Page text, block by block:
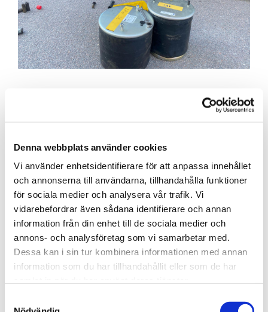
Denna webbplats använder cookies
Vi använder enhetsidentifierare för att anpassa innehållet
och annonserna till användarna, tillhandahålla funktioner
för sociala medier och analysera vår trafik. Vi
vidarebefordrar även sådana identifierare och annan
information från din enhet till de sociala medier och
annons- och analysföretag som vi samarbetar med.
Dessa kan i sin tur kombinera informationen med annan
information som du har tillhandahållit eller som de har
ROADSERVICE 24H - Luftbälgs
byte Mälardalen
Problem med luftbälg på din lastbil och behöver
boka tid eller akut hjälp, Ring Ramströms på tel
021-126400.
LÄS MER